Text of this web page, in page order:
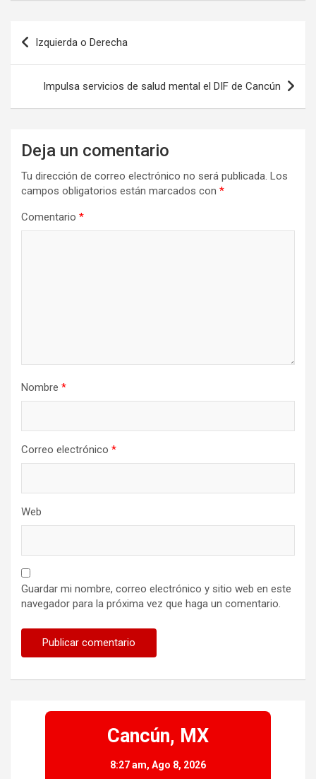
Navegación
de
entradas
Izquierda o Derecha
Impulsa servicios de salud mental el DIF de Cancún
Deja un comentario
Tu dirección de correo electrónico no será publicada. Los
campos obligatorios están marcados con *
Comentario *
Nombre *
Correo electrónico *
Web
Guardar mi nombre, correo electrónico y sitio web en este
navegador para la próxima vez que haga un comentario.
Cancún, MX
8:27 am, Ago 8, 2026